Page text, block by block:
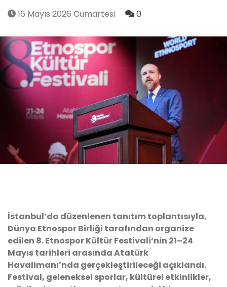
16 Mayıs 2026 Cumartesi 0
İstanbul’da düzenlenen tanıtım toplantısıyla,
Dünya Etnospor Birliği tarafından organize
edilen 8. Etnospor Kültür Festivali’nin 21–24
Mayıs tarihleri arasında Atatürk
Havalimanı’nda gerçekleştirileceği açıklandı.
Festival, geleneksel sporlar, kültürel etkinlikler,